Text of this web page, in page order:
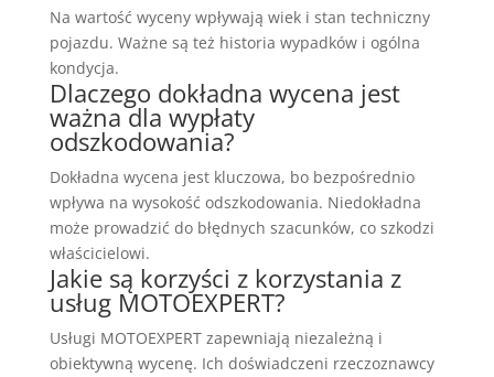
Na wartość wyceny wpływają wiek i stan techniczny
pojazdu. Ważne są też historia wypadków i ogólna
kondycja.
Dlaczego dokładna wycena jest
ważna dla wypłaty
odszkodowania?
Dokładna wycena jest kluczowa, bo bezpośrednio
wpływa na wysokość odszkodowania. Niedokładna
może prowadzić do błędnych szacunków, co szkodzi
właścicielowi.
Jakie są korzyści z korzystania z
usług MOTOEXPERT?
Usługi MOTOEXPERT zapewniają niezależną i
obiektywną wycenę. Ich doświadczeni rzeczoznawcy